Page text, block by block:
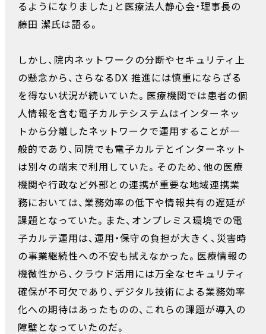
るようになりました」と医療法人静心会・理事長の
藤田 潔氏は語る。
しかし、院内ネットワークの分断やセキュリティ上
の懸念から、さらなるDX 推進には慎重にならざる
を得ない状況が続いていた。医療機関では患者の個
人情報を含む電子カルテシステムはインターネッ
トから分離したネットワークで運用することが一
般的であり、同院でも電子カルテとインターネット
は別々の端末で利用していた。そのため、他の医療
機関や行政など外部との連携が重要な地域連携業
務においては、業務効率の低下や情報共有の遅延が
課題となっていた。また、オンプレミス環境での電
子カルテ運用は、運用・保守の負担が大きく、災害時
の事業継続性への不安も拭えなかった。医療情報の
機微性から、クラウド活用には万全なセキュリティ
確保が不可欠であり、デジタル技術による業務効率
化への期待はあったものの、これらの課題が導入の
障壁となっていたのだ。